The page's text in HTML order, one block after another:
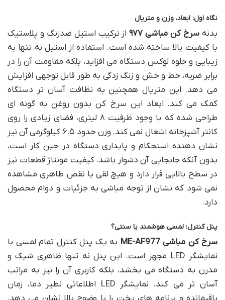
نگاه اول: ابعاد، وزن و متریال
بدنه سرخ کن مباشی ۹۷۷
از ترکیب استیل ضدزنگ و پلاستیک
با کیفیت بالا ساخته شده است. استفاده از استیل نه تنها به
زیبایی و جلوه لوکس دستگاه می افزاید، بلکه مقاومت آن را در
برابر ضربه، خط و خش و زنگ زدگی به طور قابل توجهی افزایش
می دهد. این متریال همچنین به نظافت آسان تر دستگاه
کمک می کند. ابعاد این سرخ کن بدون روغن به گونه ای
طراحی شده که با وجود ظرفیت ۸ لیتری، فضای زیادی را روی
کانتر آشپزخانه اشغال نمی کند. وزن حدود ۶.۵ کیلوگرمی آن نیز
نشان دهنده استحکام و پایداری دستگاه در حین کار است،
بدون آنکه جابجایی آن دشوار باشد. کیفیت مونتاژ قطعات نیز
در سطح بالایی قرار دارد و هیچ لقی یا نقص ظاهری مشاهده
نمی شود که نشان از توجه مباشی به جزئیات و دوام محصول
دارد.
پنل کنترل: لمسی هوشمند یا سنتی؟
سرخ کن مباشی ME-AF977
به یک پنل کنترل تمام لمسی با
نمایشگر LED مجهز است. این پنل نه تنها ظاهری شیک و
مدرن به دستگاه می بخشد، بلکه کاربری آن را نیز به مراتب
آسان تر می کند. نمایشگر LED اطلاعاتی نظیر دما، زمان